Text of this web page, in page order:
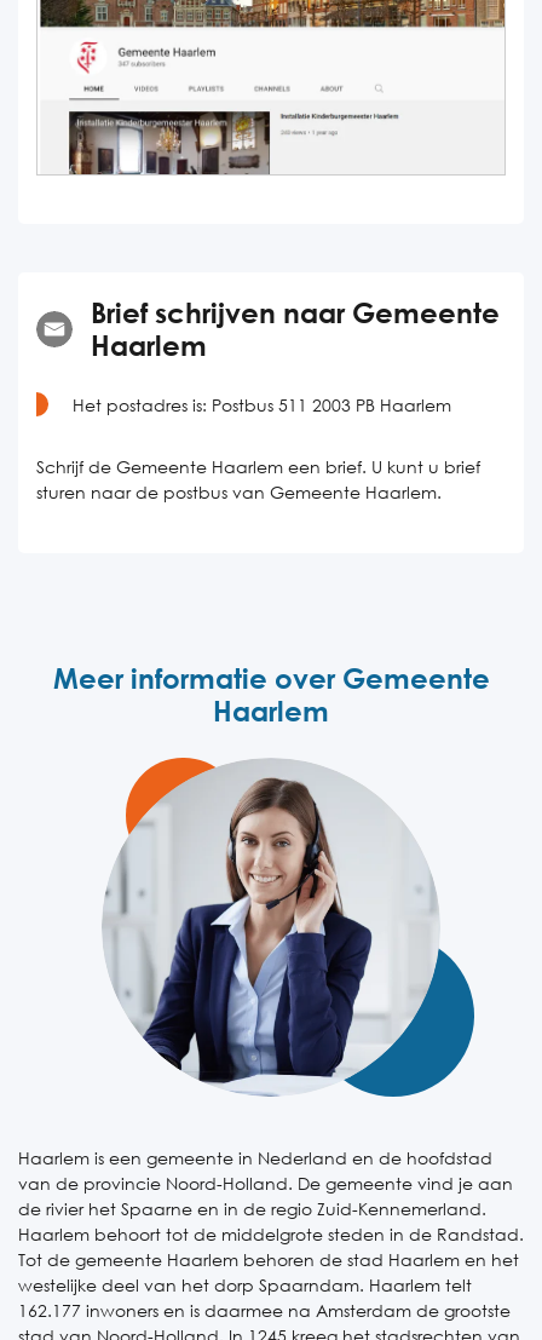
Brief schrijven naar Gemeente
Haarlem
Het postadres is: Postbus 511 2003 PB Haarlem
Schrijf de Gemeente Haarlem een brief. U kunt u brief
sturen naar de postbus van Gemeente Haarlem.
Meer informatie over Gemeente
Haarlem
Haarlem is een gemeente in Nederland en de hoofdstad
van de provincie Noord-Holland. De gemeente vind je aan
de rivier het Spaarne en in de regio Zuid-Kennemerland.
Haarlem behoort tot de middelgrote steden in de Randstad.
Tot de gemeente Haarlem behoren de stad Haarlem en het
westelijke deel van het dorp Spaarndam. Haarlem telt
162.177 inwoners en is daarmee na Amsterdam de grootste
stad van Noord-Holland. In 1245 kreeg het stadsrechten van